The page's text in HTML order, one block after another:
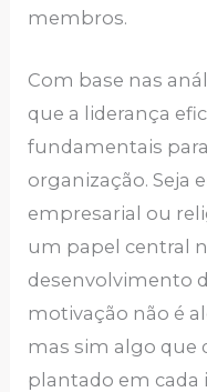
membros.
Com base nas
que a liderança
fundamentais
organização. Seja
empresarial ou
um papel central
desenvolvimento
motivação não é
mas sim algo que
plantado em cada